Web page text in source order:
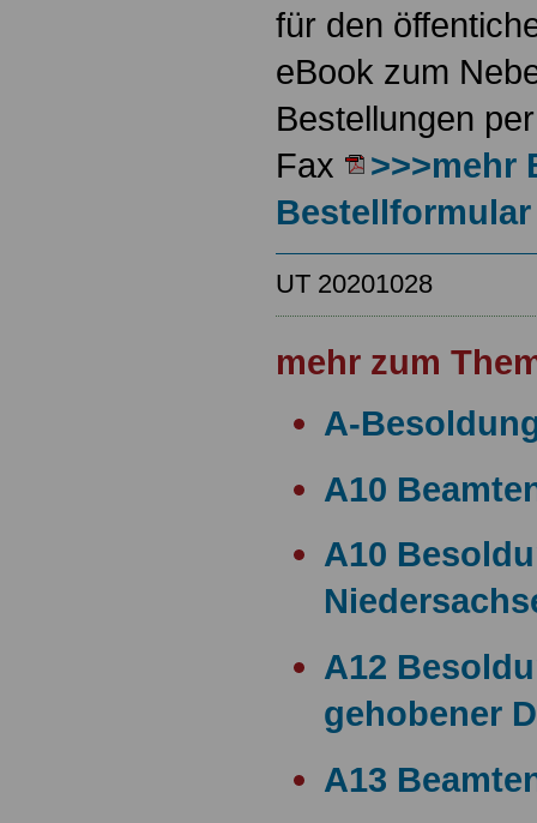
für den
eBook zum
Bestellungen
Fax
>>>mehr
Bestellformular
UT 20201028
mehr zum
A-
A10
A10
A12
gehobener
A13